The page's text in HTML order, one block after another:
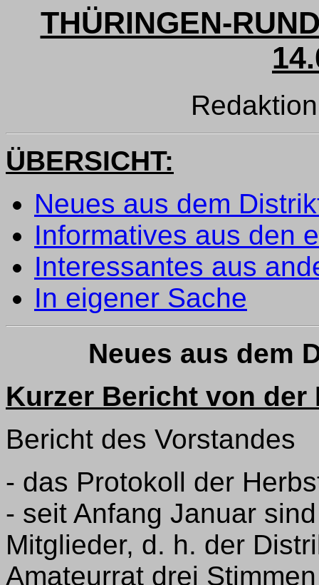
THÜRINGEN-
ÜBERSICHT:
Neues aus dem
Informatives aus den
Interessantes aus
In eigener Sache
Neues aus dem
Kurzer Bericht von
Bericht des Vorstandes
- das Protokoll der
- seit Anfang Januar
Mitglieder, d. h. der
Amateurrat drei Stimmen